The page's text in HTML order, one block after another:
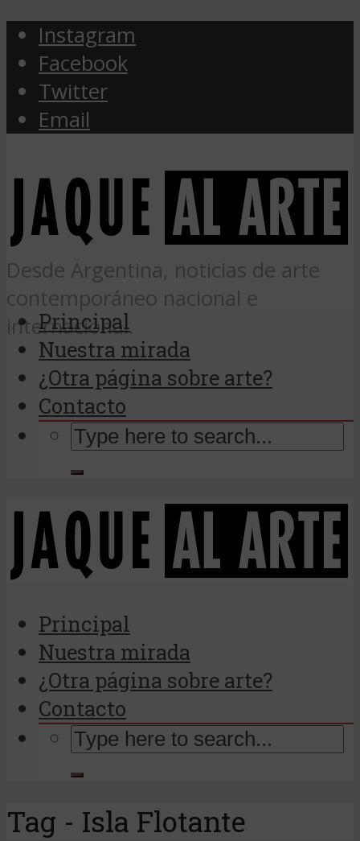
Instagram
Facebook
Twitter
Email
Desde Argentina, noticias de arte
contemporáneo nacional e
internacional.
Principal
Nuestra mirada
¿Otra página sobre arte?
Contacto
Principal
Nuestra mirada
¿Otra página sobre arte?
Contacto
Tag - Isla Flotante